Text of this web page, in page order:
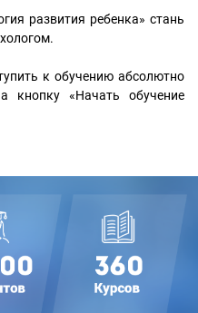
развития ребенка» стань
к обучению абсолютно
кнопку «Начать обучение